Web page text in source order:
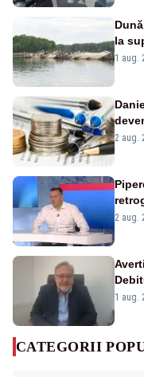
la
1 aug.
2 aug.
2 aug.
1 aug.
CATEGORII